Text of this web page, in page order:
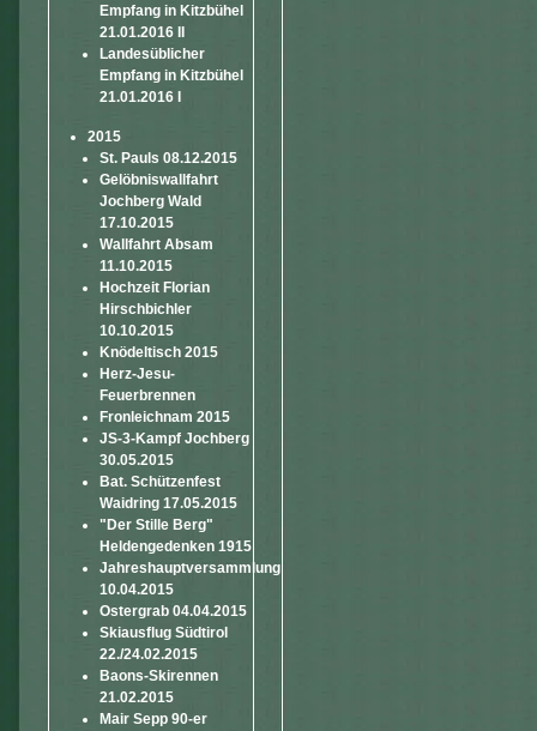
Empfang in Kitzbühel
21.01.2016 II
Landesüblicher
Empfang in Kitzbühel
21.01.2016 I
2015
St. Pauls 08.12.2015
Gelöbniswallfahrt
Jochberg Wald
17.10.2015
Wallfahrt Absam
11.10.2015
Hochzeit Florian
Hirschbichler
10.10.2015
Knödeltisch 2015
Herz-Jesu-
Feuerbrennen
Fronleichnam 2015
JS-3-Kampf Jochberg
30.05.2015
Bat. Schützenfest
Waidring 17.05.2015
"Der Stille Berg"
Heldengedenken 1915
Jahreshauptversammlung
10.04.2015
Ostergrab 04.04.2015
Skiausflug Südtirol
22./24.02.2015
Baons-Skirennen
21.02.2015
Mair Sepp 90-er